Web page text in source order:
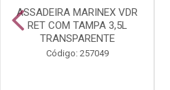
ASSADEIRA MARINEX VDR
RET COM TAMPA 3,5L
TRANSPARENTE
Código: 257049